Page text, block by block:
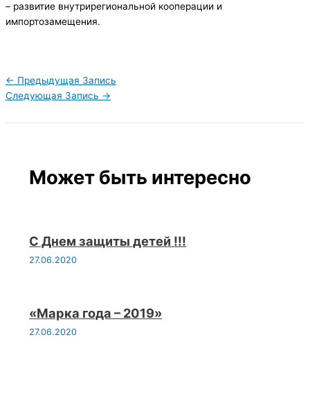
– развитие внутрирегиональной кооперации и
импортозамещения.
← Предыдущая Запись
Следующая Запись →
Может быть интересно
С Днем защиты детей !!!
27.06.2020
«Марка года – 2019»
27.06.2020